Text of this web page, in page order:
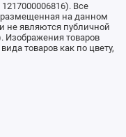
Все
на данном
не являются публичной
Изображения товаров
товаров как по цвету,